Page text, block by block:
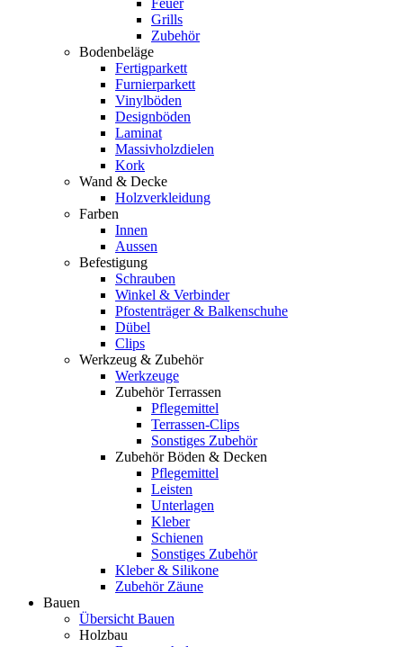
Grills
Zubehör
Bodenbeläge
Fertigparkett
Furnierparkett
Vinylböden
Designböden
Laminat
Massivholzdielen
Kork
Wand & Decke
Holzverkleidung
Farben
Innen
Aussen
Befestigung
Schrauben
Winkel & Verbinder
Pfostenträger & Balkenschuhe
Dübel
Clips
Werkzeug & Zubehör
Werkzeuge
Zubehör Terrassen
Pflegemittel
Terrassen-Clips
Sonstiges Zubehör
Zubehör Böden & Decken
Pflegemittel
Leisten
Unterlagen
Kleber
Schienen
Sonstiges Zubehör
Kleber & Silikone
Zubehör Zäune
Bauen
Übersicht Bauen
Holzbau